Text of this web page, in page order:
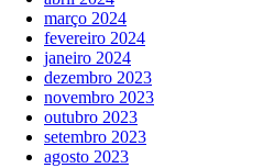
março 2024
fevereiro 2024
janeiro 2024
dezembro 2023
novembro 2023
outubro 2023
setembro 2023
agosto 2023